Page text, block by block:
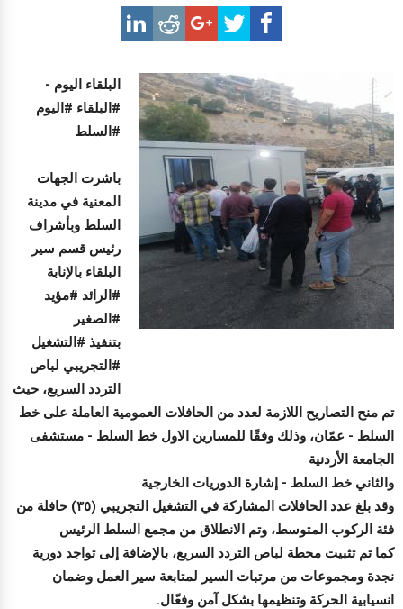
البلقاء اليوم -
#البلقاء #اليوم
#السلط
باشرت الجهات
المعنية في مدينة
السلط وبأشراف
رئيس قسم سير
البلقاء بالإنابة
#الرائد #مؤيد
#الصغير
بتنفيذ #التشغيل
#التجريبي لباص
التردد السريع، حيث
تم منح التصاريح اللازمة لعدد من الحافلات العمومية العاملة على خط
السلط - عمّان، وذلك وفقًا للمسارين الاول خط السلط - مستشفى
الجامعة الأردنية
والثاني خط السلط - إشارة الدوريات الخارجية
وقد بلغ عدد الحافلات المشاركة في التشغيل التجريبي (٣٥) حافلة من
فئة الركوب المتوسط، وتم الانطلاق من مجمع السلط الرئيس
كما تم تثبيت محطة لباص التردد السريع، بالإضافة إلى تواجد دورية
نجدة ومجموعات من مرتبات السير لمتابعة سير العمل وضمان
انسيابية الحركة وتنظيمها بشكل آمن وفعّال.